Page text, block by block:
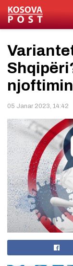
05 Janar 2023, 14:42